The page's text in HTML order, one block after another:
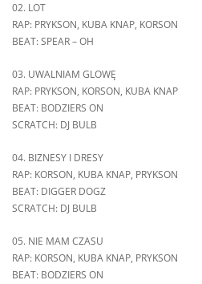
02. LOT
RAP: PRYKSON, KUBA KNAP, KORSON
BEAT: SPEAR – OH
03. UWALNIAM GLOWĘ
RAP: PRYKSON, KORSON, KUBA KNAP
BEAT: BODZIERS ON
SCRATCH: DJ BULB
04. BIZNESY I DRESY
RAP: KORSON, KUBA KNAP, PRYKSON
BEAT: DIGGER DOGZ
SCRATCH: DJ BULB
05. NIE MAM CZASU
RAP: KORSON, KUBA KNAP, PRYKSON
BEAT: BODZIERS ON